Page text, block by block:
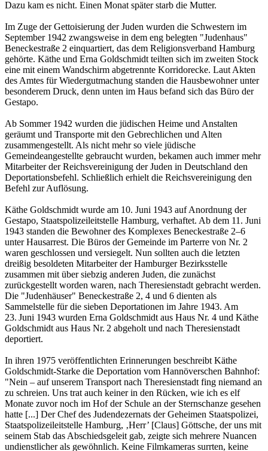
Dazu kam es nicht. Einen Monat später starb die Mutter.
Im Zuge der Gettoisierung der Juden wurden die Schwestern im
September 1942 zwangsweise in dem eng belegten "Judenhaus"
Beneckestraße 2 einquartiert, das dem Religionsverband Hamburg
gehörte. Käthe und Erna Goldschmidt teilten sich im zweiten Stock
eine mit einem Wandschirm abgetrennte Korridorecke. Laut Akten
des Amtes für Wiedergutmachung standen die Hausbewohner unter
besonderem Druck, denn unten im Haus befand sich das Büro der
Gestapo.
Ab Sommer 1942 wurden die jüdischen Heime und Anstalten
geräumt und Transporte mit den Gebrechlichen und Alten
zusammengestellt. Als nicht mehr so viele jüdische
Gemeindeangestellte gebraucht wurden, bekamen auch immer mehr
Mitarbeiter der Reichsvereinigung der Juden in Deutschland den
Deportationsbefehl. Schließlich erhielt die Reichsvereinigung den
Befehl zur Auflösung.
Käthe Goldschmidt wurde am 10. Juni 1943 auf Anordnung der
Gestapo, Staatspolizeileitstelle Hamburg, verhaftet. Ab dem 11. Juni
1943 standen die Bewohner des Komplexes Beneckestraße 2–6
unter Hausarrest. Die Büros der Gemeinde im Parterre von Nr. 2
waren geschlossen und versiegelt. Nun sollten auch die letzten
dreißig besoldeten Mitarbeiter der Hamburger Bezirksstelle
zusammen mit über siebzig anderen Juden, die zunächst
zurückgestellt worden waren, nach Theresienstadt gebracht werden.
Die "Judenhäuser" Beneckestraße 2, 4 und 6 dienten als
Sammelstelle für die sieben Deportationen im Jahre 1943. Am
23. Juni 1943 wurden Erna Goldschmidt aus Haus Nr. 4 und Käthe
Goldschmidt aus Haus Nr. 2 abgeholt und nach Theresienstadt
deportiert.
In ihren 1975 veröffentlichten Erinnerungen beschreibt Käthe
Goldschmidt-Starke die Deportation vom Hannöverschen Bahnhof:
"Nein – auf unserem Transport nach Theresienstadt fing niemand an
zu schreien. Uns trat auch keiner in den Rücken, wie ich es elf
Monate zuvor noch im Hof der Schule an der Sternschanze gesehen
hatte [...] Der Chef des Judendezernats der Geheimen Staatspolizei,
Staatspolizeileitstelle Hamburg, ‚Herr’ [Claus] Göttsche, der uns mit
seinem Stab das Abschiedsgeleit gab, zeigte sich mehrere Nuancen
undienstlicher als gewöhnlich. Keine Filmkameras surrten, keine